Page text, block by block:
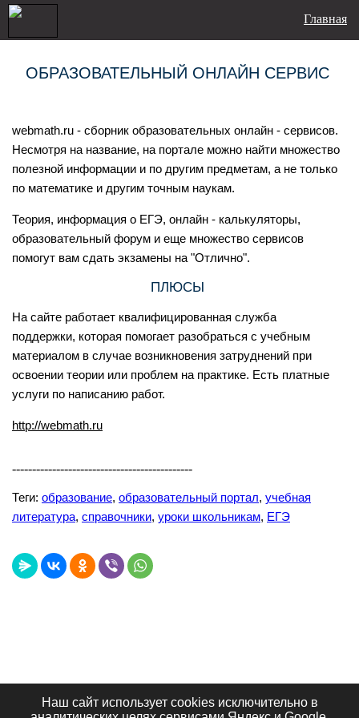
Главная
ОБРАЗОВАТЕЛЬНЫЙ ОНЛАЙН СЕРВИС
webmath.ru - сборник образовательных онлайн - сервисов.
Несмотря на название, на портале можно найти множество
полезной информации и по другим предметам, а не только
по математике и другим точным наукам.
Теория, информация о ЕГЭ, онлайн - калькуляторы,
образовательный форум и еще множество сервисов
помогут вам сдать экзамены на "Отлично".
ПЛЮСЫ
На сайте работает квалифицированная служба
поддержки, которая помогает разобраться с учебным
материалом в случае возникновения затруднений при
освоении теории или проблем на практике. Есть платные
услуги по написанию работ.
http://webmath.ru
---------------------------------------------
Теги: образование, образовательный портал, учебная
литература, справочники, уроки школьникам, ЕГЭ
Лучшие сайты Топ сайтов Видеообзоры
Наш сайт использует cookies исключительно в